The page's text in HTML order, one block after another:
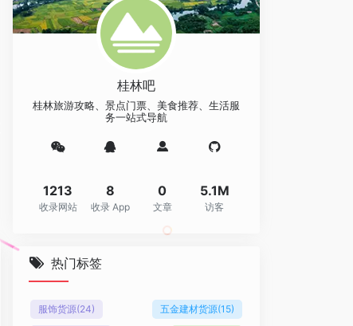
桂林吧
桂林旅游攻略、景点门票、美食推荐、生活服
务一站式导航
1213
收录网站
8
收录 App
0
文章
5.1M
访客
热门标签
服饰货源(24) 五金建材货源(15)